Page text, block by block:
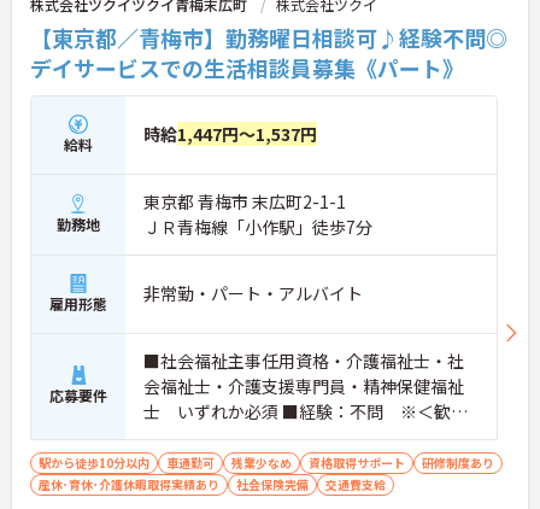
株式会社ツクイツクイ青梅末広町 株式会社ツクイ
【東京都／青梅市】勤務曜日相談可♪経験不問◎
デイサービスでの生活相談員募集《パート》
給料 時給1,447円～1,537円
勤務地
東京都 青梅市 末広町2-1-1
ＪＲ青梅線「小作駅」徒歩7分
雇用形態 非常勤・パート・アルバイト
応募要件
■社会福祉主事任用資格・介護福祉士・社
会福祉士・介護支援専門員・精神保健福祉
士 いずれか必須 ■経験：不問 ※＜歓迎
＞生活相談員の実務経験
駅から徒歩10分以内 車通勤可 残業少なめ 資格取得サポート
研修制度あり
産休･育休･介護休暇取得実績あり
社会保険完備 交通費支給